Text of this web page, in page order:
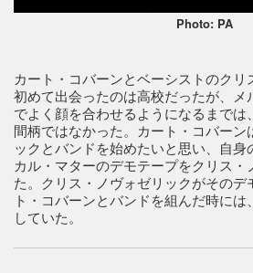
Photo: PA
カート・コバーンとベーシストのク
初めて出会ったのは高校だったが、メ
でよく顔を合わせるようになるまでは
間柄ではなかった。カート・コバーン
ックとバンドを始めたいと思い、自
カル・マターのデモテープをクリス・
た。クリス・ノヴォゼリックがそのデ
ト・コバーンとバンドを組んだ時に
していた。